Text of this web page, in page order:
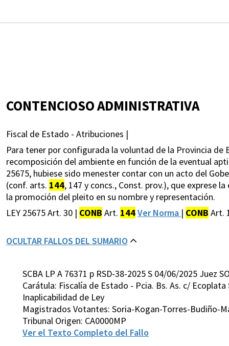
CONTENCIOSO ADMINISTRATIVA
Fiscal de Estado - Atribuciones |
Para tener por configurada la voluntad de la Provincia
recomposición del ambiente en función de la eventual
25675, hubiese sido menester contar con un acto del
(conf. arts. 144, 147 y concs., Const. prov.), que exprese
la promoción del pleito en su nombre y representación.
LEY 25675 Art. 30 | CONB Art. 144Ver Norma | CONB Art.
OCULTAR FALLOS DEL SUMARIO
SCBA LP A 76371 p RSD-38-2025 S 04/06/2025 Juez
Carátula: Fiscalía de Estado - Pcia. Bs. As. c/
Inaplicabilidad de Ley
Magistrados Votantes: Soria-Kogan-Torres-Budiño-
Tribunal Origen: CA0000MP
Ver el Texto Completo del Fallo